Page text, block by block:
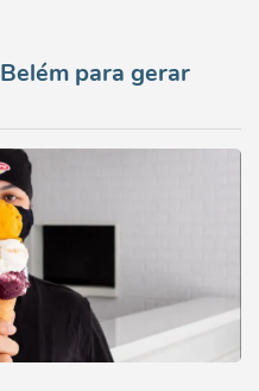
para gerar